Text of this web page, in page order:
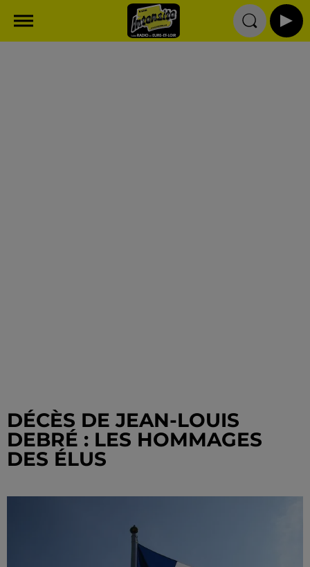
DÉCÈS DE JEAN-LOUIS
DEBRÉ : LES HOMMAGES
DES ÉLUS